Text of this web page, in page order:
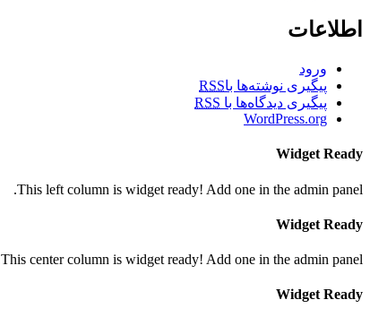
اطلاعات
ورود
پیگیری نوشته‌ها باRSS
پیگیری دیدگاه‌ها با RSS
WordPress.org
Widget Ready
This left column is widget ready! Add one in the admin panel.
Widget Ready
This center column is widget ready! Add one in the admin panel.
Widget Ready